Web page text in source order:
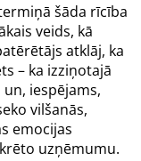
šāda rīcība
veids, kā
atklāj, ka
– ka izziņotajā
iespējams,
vilšanās,
emocijas
uzņēmumu.